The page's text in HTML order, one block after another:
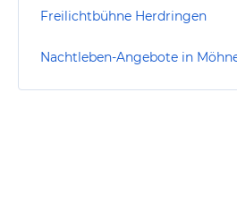
Freilichtbühne Herdringen
Nachtleben-Angebote in